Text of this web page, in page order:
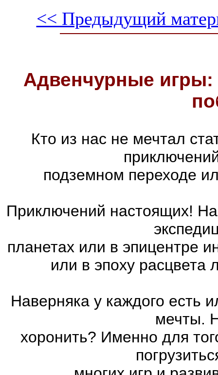
<< Предыдущий
Адвенчурные
Кто из нас не мечтал
подземном переходе
Приключений настоящих! На
планетах или в эпицентре
или в эпоху
Наверняка у каждого есть
мечты.
хоронить? Именно для